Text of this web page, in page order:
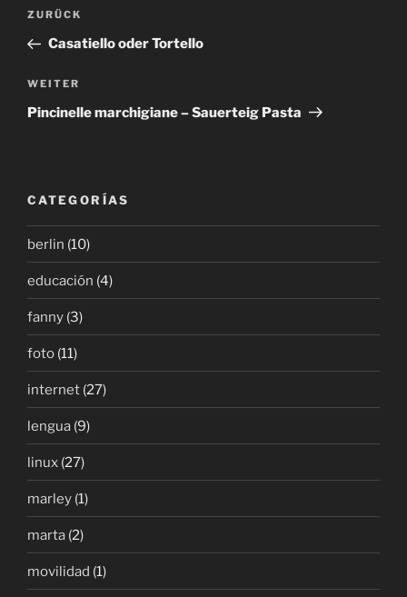
Beitragsnavigation
Vorheriger
Beitrag
ZURÜCK
Casatiello oder Tortello
Nächster
Beitrag
WEITER
Pincinelle marchigiane – Sauerteig Pasta
CATEGORÍAS
berlin (10)
educación (4)
fanny (3)
foto (11)
internet (27)
lengua (9)
linux (27)
marley (1)
marta (2)
movilidad (1)